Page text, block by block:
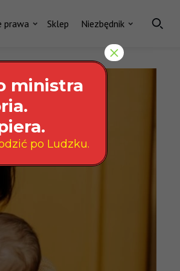
prawa Sklep Niezbędnik
ministra
po Ludzku.
×